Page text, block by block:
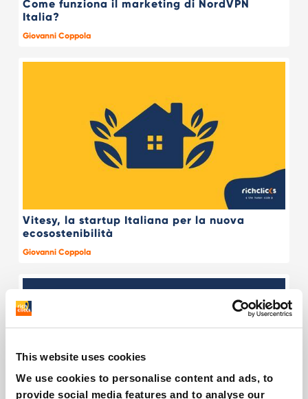
This website uses cookies
We use cookies to personalise content and ads, to
provide social media features and to analyse our
Come funziona il marketing di NordVPN
Italia?
Giovanni Coppola
Vitesy, la startup Italiana per la nuova
ecosostenibilità
Giovanni Coppola